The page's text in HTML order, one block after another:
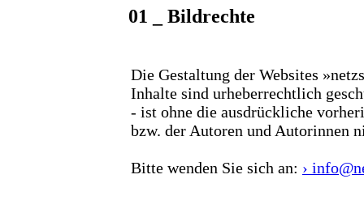
01 _ Bildrechte
Die Gestaltung der Websites
Inhalte sind urheberrechtlich
- ist ohne die ausdrückliche
bzw. der Autoren und Autorinnen
Bitte wenden Sie sich an: ›